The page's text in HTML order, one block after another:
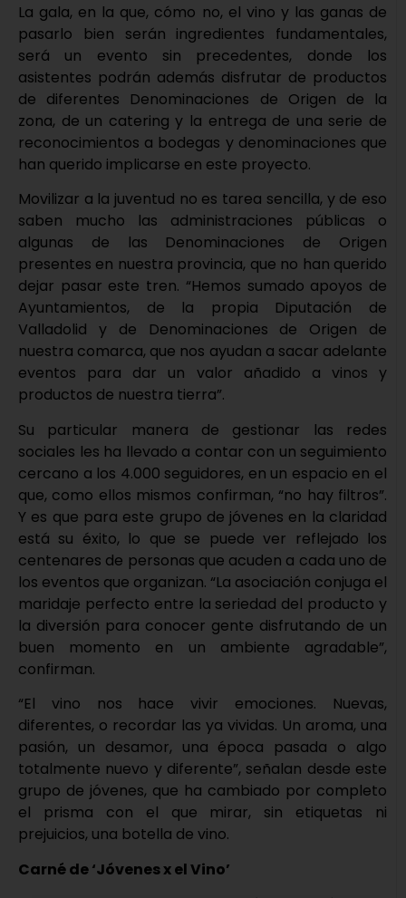
La gala, en la que, cómo no, el vino y las ganas de
pasarlo bien serán ingredientes fundamentales,
será un evento sin precedentes, donde los
asistentes podrán además disfrutar de productos
de diferentes Denominaciones de Origen de la
zona, de un catering y la entrega de una serie de
reconocimientos a bodegas y denominaciones que
han querido implicarse en este proyecto.
Movilizar a la juventud no es tarea sencilla, y de eso
saben mucho las administraciones públicas o
algunas de las Denominaciones de Origen
presentes en nuestra provincia, que no han querido
dejar pasar este tren. “Hemos sumado apoyos de
Ayuntamientos, de la propia Diputación de
Valladolid y de Denominaciones de Origen de
nuestra comarca, que nos ayudan a sacar adelante
eventos para dar un valor añadido a vinos y
productos de nuestra tierra”.
Su particular manera de gestionar las redes
sociales les ha llevado a contar con un seguimiento
cercano a los 4.000 seguidores, en un espacio en el
que, como ellos mismos confirman, “no hay filtros”.
Y es que para este grupo de jóvenes en la claridad
está su éxito, lo que se puede ver reflejado los
centenares de personas que acuden a cada uno de
los eventos que organizan. “La asociación conjuga el
maridaje perfecto entre la seriedad del producto y
la diversión para conocer gente disfrutando de un
buen momento en un ambiente agradable”,
confirman.
“El vino nos hace vivir emociones. Nuevas,
diferentes, o recordar las ya vividas. Un aroma, una
pasión, un desamor, una época pasada o algo
totalmente nuevo y diferente”, señalan desde este
grupo de jóvenes, que ha cambiado por completo
el prisma con el que mirar, sin etiquetas ni
prejuicios, una botella de vino.
Carné de ‘Jóvenes x el Vino’